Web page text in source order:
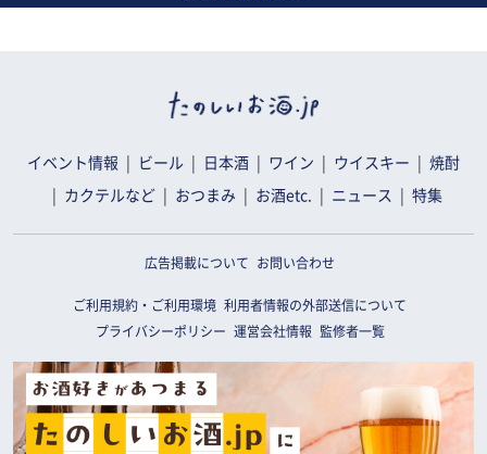
イベント情報 ビール 日本酒 ワイン ウイスキー 焼酎
カクテルなど おつまみ お酒etc. ニュース 特集
広告掲載について お問い合わせ
ご利用規約・ご利用環境 利用者情報の外部送信について
プライバシーポリシー
運営会社情報 監修者一覧